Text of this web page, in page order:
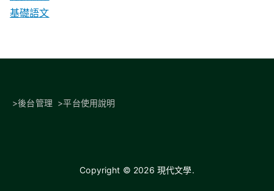
基礎語文
>後台管理 >平台使用說明
Copyright © 2026 現代文學.